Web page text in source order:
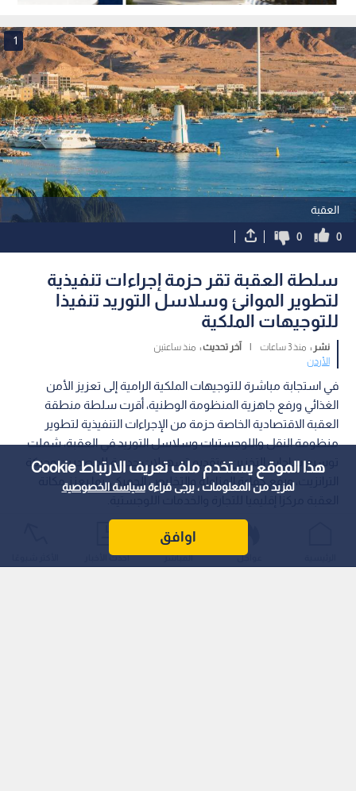
هذا الموقع يستخدم ملف تعريف الارتباط Cookie
لمزيد من المعلومات ، يرجى قراءةسياسة الخصوصية
اوافق
العقبة
1
0
0
سلطة العقبة تقر حزمة إجراءات تنفيذية
لتطوير الموانئ وسلاسل التوريد تنفيذا
للتوجيهات الملكية
نشر : منذ 3 ساعات آخر تحديث : منذ ساعتين
الأردن
في استجابة مباشرة للتوجيهات الملكية الرامية إلى تعزيز الأمن
الغذائي ورفع جاهزية المنظومة الوطنية، أقرت سلطة منطقة
العقبة الاقتصادية الخاصة حزمة من الإجراءات التنفيذية لتطوير
منظومة النقل واللوجستيات وسلاسل التوريد في العقبة، شملت
توسيع ساحات التخزين، وتقديم تسهيلات جديدة للمصدرين وحركة
الترانزيت، ورفع كفاءة المناولة والتخليص الجمركي، بما يعزز مكانة
عواجل المباشر أحدث الأخبار